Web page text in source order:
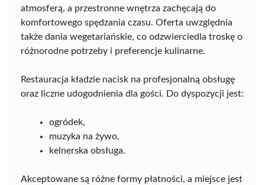
atmosferą, a przestronne wnętrza zachęcają do
komfortowego spędzania czasu. Oferta uwzględnia
także dania wegetariańskie, co odzwierciedla troskę o
różnorodne potrzeby i preferencje kulinarne.
Restauracja kładzie nacisk na profesjonalną obsługę
oraz liczne udogodnienia dla gości. Do dyspozycji jest:
ogródek,
muzyka na żywo,
kelnerska obsługa.
Akceptowane są różne formy płatności, a miejsce jest